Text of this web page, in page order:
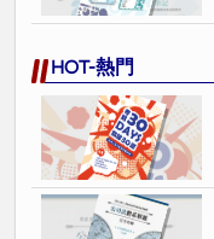
HOT-熱門